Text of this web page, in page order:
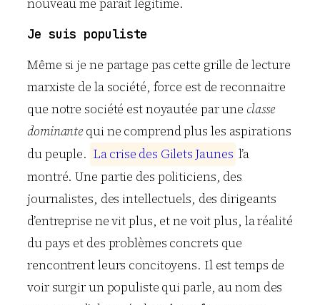
Je suis populiste
Même si je ne partage pas cette grille de lecture
marxiste de la société, force est de reconnaitre
que notre société est noyautée par une classe
dominantequi ne comprend plus les aspirations
du peuple. Lacrise des Gilets Jaunes l’a
montré. Une partie des politiciens, des
journalistes, des intellectuels, des dirigeants
d’entreprise ne vit plus, et ne voit plus, la réalité
du pays et des problèmes concrets que
rencontrent leurs concitoyens. Il est temps de
voir surgir un populiste qui parle, au nom des